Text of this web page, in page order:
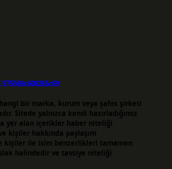
bir marka, kurum veya şahıs şirketi
Sitede yalnızca kendi hazırladığımız
yer alan içerikler haber niteliği
kişiler hakkında paylaşım
kişiler ile isim benzerlikleri tamamen
halindedir ve tavsiye niteliği